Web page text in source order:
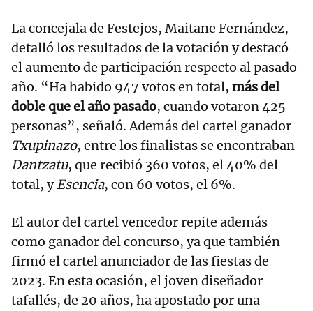
La concejala de Festejos, Maitane Fernández,
detalló los resultados de la votación y destacó
el aumento de participación respecto al pasado
año. “Ha habido 947 votos en total, más del
doble que el año pasado, cuando votaron 425
personas”, señaló. Además del cartel ganador
Txupinazo, entre los finalistas se encontraban
Dantzatu, que recibió 360 votos, el 40% del
total, yEsencia, con 60 votos, el 6%.
El autor del cartel vencedor repite además
como ganador del concurso, ya que también
firmó el cartel anunciador de las fiestas de
2023. En esta ocasión, el joven diseñador
tafallés, de 20 años, ha apostado por una